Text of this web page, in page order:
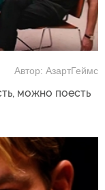
Автор: АзартГеймс
можно поесть